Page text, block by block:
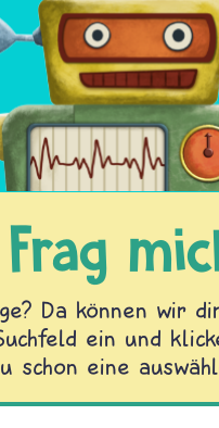
Frag
Da können wir
ein und
schon eine